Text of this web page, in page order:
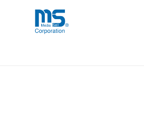
海外事業部が